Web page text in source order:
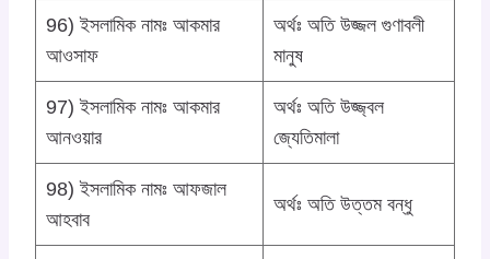
96) ইসলামিক নামঃ আকমার
আওসাফ
অর্থঃ অতি উজ্জল গুণাবলী
মানুষ
97) ইসলামিক নামঃ আকমার
আনওয়ার
অর্থঃ অতি উজ্জ্বল
জ্যেতিমালা
98) ইসলামিক নামঃ আফজাল
আহবাব
অর্থঃ অতি উত্তম বন্ধু